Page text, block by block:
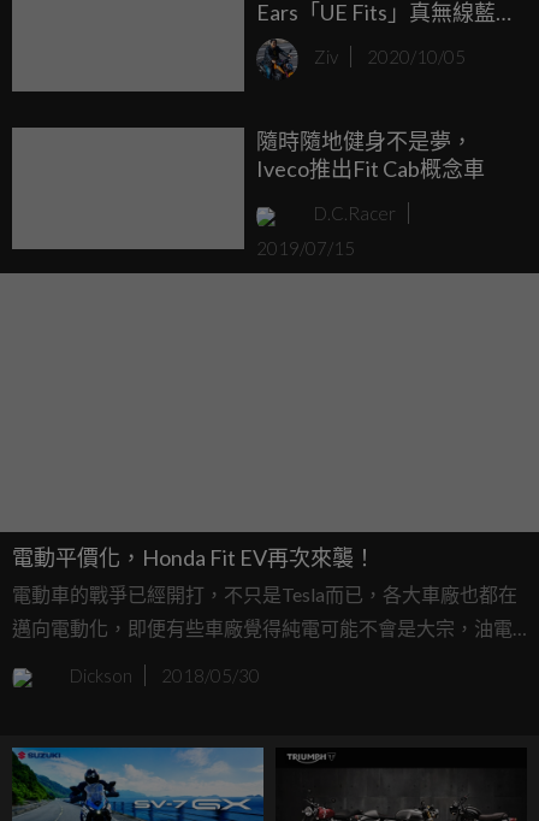
Ears「UE Fits」真無線藍
芽耳機。
Ziv 2020/10/05
隨時隨地健身不是夢，
Iveco推出Fit Cab概念車
D.C.Racer
2019/07/15
電動平價化，Honda Fit EV再次來襲！
電動車的戰爭已經開打，不只是Tesla而已，各大車廠也都在
邁向電動化，即便有些車廠覺得純電可能不會是大宗，油電
混合才會是接下來的主流，但不論如何，電動馬達成為驅動
元件已經是潮流，而如何讓一般消費大眾也可以買得起電動
升級，第三代的純電Fit即將登場！
Dickson 2018/05/30